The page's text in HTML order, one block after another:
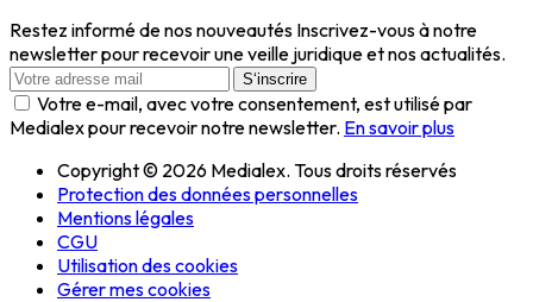
Restez informé de nos nouveautés Inscrivez-vous à notre
newsletter pour recevoir une veille juridique et nos actualités.
S‘inscrire
Votre e-mail, avec votre consentement, est utilisé par
Medialex pour recevoir notre newsletter. En savoir plus
Copyright © 2026 Medialex. Tous droits réservés
Protection des données personnelles
Mentions légales
CGU
Utilisation des cookies
Gérer mes cookies